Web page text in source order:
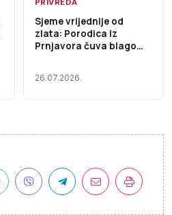
PRIVREDA
Sjeme vrijednije od
zlata: Porodica iz
Prnjavora čuva blago
26.07.2026.